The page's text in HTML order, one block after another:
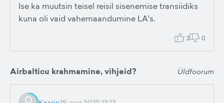
Ise ka muutsin teisel reisil sisenemise transiidiks
kuna oli vaid vahemaandumine LA's.
2 0
Airbalticu krahmamine, vihjeid? Üldfoorum